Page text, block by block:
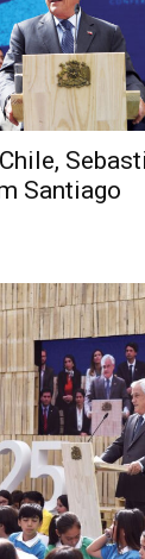
Santiago